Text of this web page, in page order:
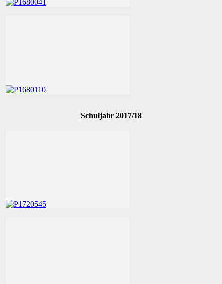
Schuljahr 2017/18